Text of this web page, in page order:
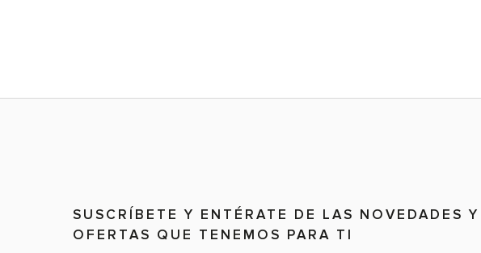
SUSCRÍBETE Y ENTÉRATE DE LAS NOVEDADES Y
OFERTAS QUE TENEMOS PARA TI